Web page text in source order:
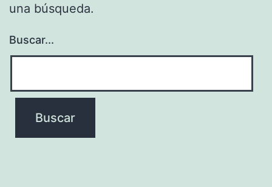
una búsqueda.
Buscar...